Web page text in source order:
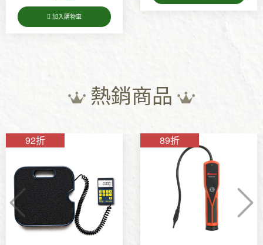
熱銷商品